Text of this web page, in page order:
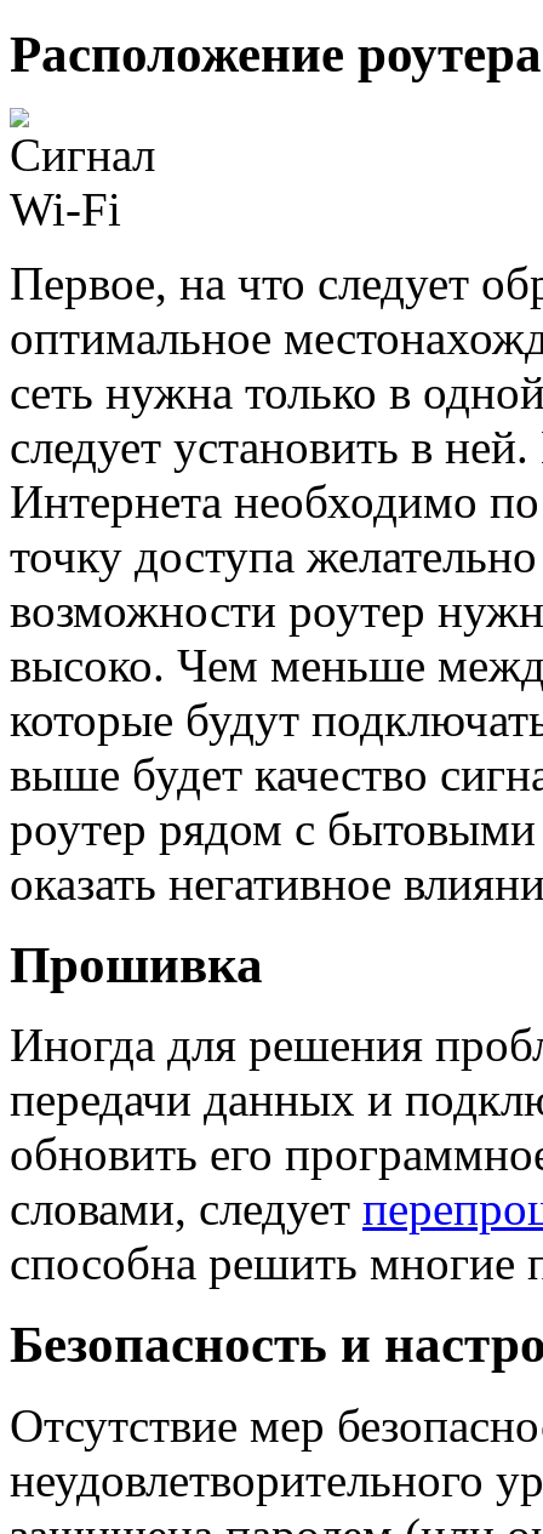
Расположение роутера
Первое, на что следует
оптимальное
сеть нужна только в
следует установить в
Интернета необходимо
точку доступа
возможности роутер
высоко. Чем меньше
которые будут
выше будет качество
роутер рядом с
оказать негативное
Прошивка
Иногда для решения
передачи данных и
обновить его
словами, следует
способна решить многие
Безопасность и
Отсутствие мер
неудовлетворительного